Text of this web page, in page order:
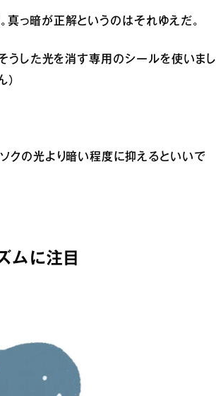
真っ暗が正解というのはそれゆえだ。
うした光を消す専用のシールを使いまし
）
ソクの光より暗い程度に抑えるといいで
ムに注目